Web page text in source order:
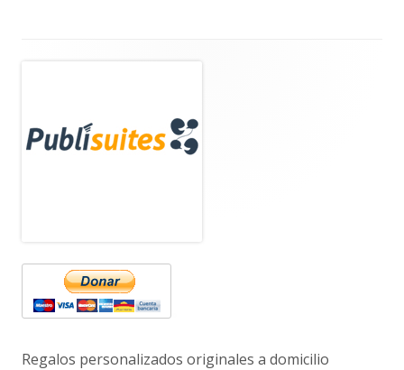
lateral
principal
Regalos personalizados originales a domicilio